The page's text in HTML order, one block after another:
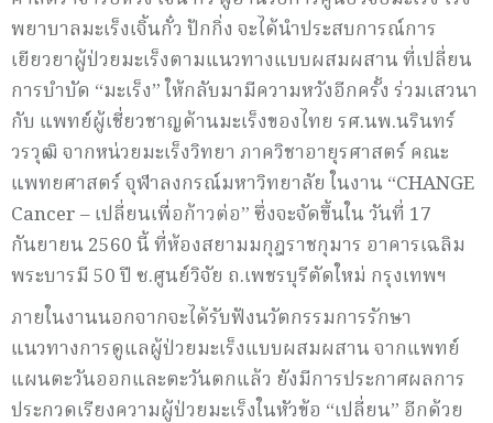
พยาบาลมะเร็งเจิ้นกั๋ว ปักกิ่ง จะได้นำประสบการณ์การ
เยียวยาผู้ป่วยมะเร็งตามแนวทางแบบผสมผสาน ที่เปลี่ยน
การบำบัด “มะเร็ง” ให้กลับมามีความหวังอีกครั้ง ร่วมเสวนา
กับ แพทย์ผู้เชี่ยวชาญด้านมะเร็งของไทย รศ.นพ.นรินทร์
วรวุฒิ จากหน่วยมะเร็งวิทยา ภาควิชาอายุรศาสตร์ คณะ
แพทยศาสตร์ จุฬาลงกรณ์มหาวิทยาลัย ในงาน “CHANGE
Cancer – เปลี่ยนเพื่อก้าวต่อ” ซึ่งจะจัดขึ้นใน วันที่ 17
กันยายน 2560 นี้ ที่ห้องสยามมกุฎราชกุมาร อาคารเฉลิม
พระบารมี 50 ปี ซ.ศูนย์วิจัย ถ.เพชรบุรีตัดใหม่ กรุงเทพฯ
ภายในงานนอกจากจะได้รับฟังนวัตกรรมการรักษา
แนวทางการดูแลผู้ป่วยมะเร็งแบบผสมผสาน จากแพทย์
แผนตะวันออกและตะวันตกแล้ว ยังมีการประกาศผลการ
ประกวดเรียงความผู้ป่วยมะเร็งในหัวข้อ “เปลี่ยน” อีกด้วย